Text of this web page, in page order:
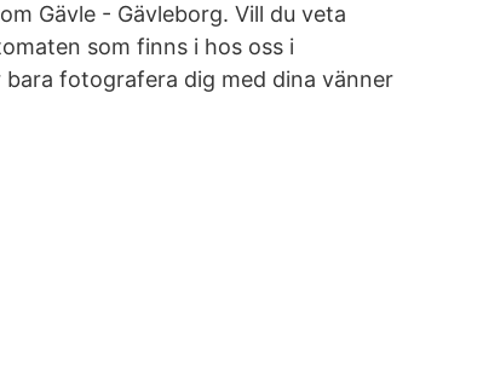
Gävle - Gävleborg. Vill du veta
som finns i hos oss i
fotografera dig med dina vänner